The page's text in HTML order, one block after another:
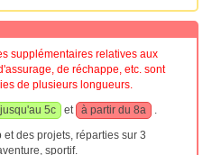
supplémentaires relatives aux
de réchappe, etc. sont
de plusieurs longueurs.
jusqu'au 5c et à partir du 8a .
des projets, réparties sur 3
sportif.